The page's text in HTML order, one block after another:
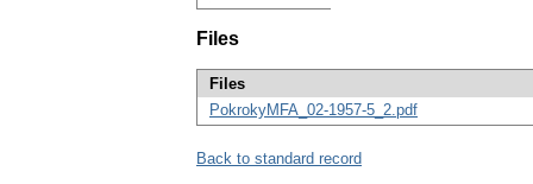
Files
Files
PokrokyMFA_02-1957-5_2.pdf
Back to standard record